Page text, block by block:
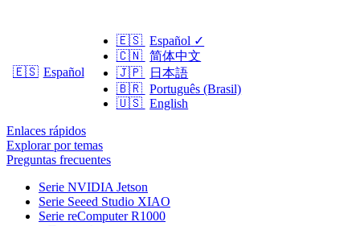
🇪🇸 Español
🇪🇸 Español ✓
🇨🇳 简体中文
🇯🇵
日本語
🇧🇷 Português (Brasil)
🇺🇸 English
Enlaces rápidos
Explorar por temas
Preguntas frecuentes
Serie NVIDIA Jetson
Serie Seeed Studio XIAO
Serie reComputer R1000